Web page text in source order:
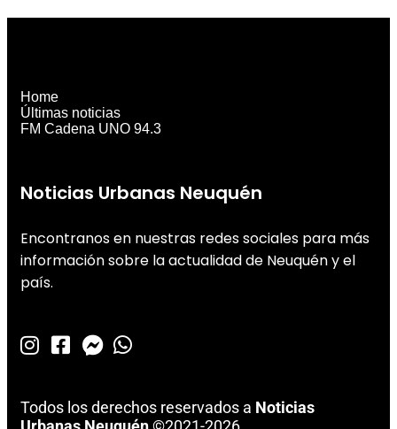
Noticias Urbanas Neuquén
Encontranos en nuestras redes sociales para más
información sobre la actualidad de Neuquén y el
país.
Todos los derechos reservados a Noticias
Home
Últimas noticias
FM Cadena UNO 94.3